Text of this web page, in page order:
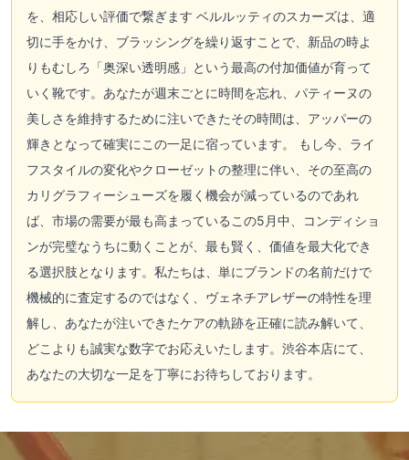
を、相応しい評価で繋ぎます ベルルッティのスカーズは、適
切に手をかけ、ブラッシングを繰り返すことで、新品の時よ
りもむしろ「奥深い透明感」という最高の付加価値が育って
いく靴です。あなたが週末ごとに時間を忘れ、パティーヌの
美しさを維持するために注いできたその時間は、アッパーの
輝きとなって確実にこの一足に宿っています。 もし今、ライ
フスタイルの変化やクローゼットの整理に伴い、その至高の
カリグラフィーシューズを履く機会が減っているのであれ
ば、市場の需要が最も高まっているこの5月中、コンディショ
ンが完璧なうちに動くことが、最も賢く、価値を最大化でき
る選択肢となります。私たちは、単にブランドの名前だけで
機械的に査定するのではなく、ヴェネチアレザーの特性を理
解し、あなたが注いできたケアの軌跡を正確に読み解いて、
どこよりも誠実な数字でお応えいたします。渋谷本店にて、
あなたの大切な一足を丁寧にお待ちしております。